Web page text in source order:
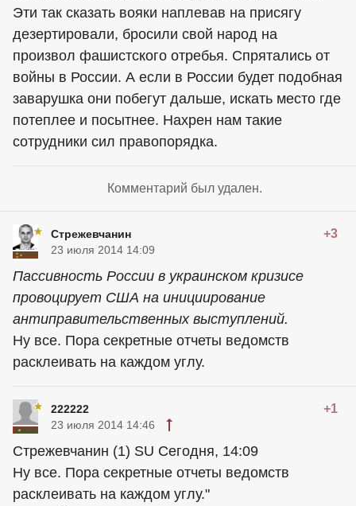
Эти так сказать вояки наплевав на присягу
дезертировали, бросили свой народ на
произвол фашистского отребья. Спрятались от
войны в России. А если в России будет подобная
заварушка они побегут дальше, искать место где
потеплее и посытнее. Нахрен нам такие
сотрудники сил правопорядка.
Комментарий был удален.
Стрежевчанин +3
23 июля 2014 14:09
Пассивность России в украинском кризисе
провоцирует США на инициирование
антиправительственных выступлений.
Ну все. Пора секретные отчеты ведомств
расклеивать на каждом углу.
222222 +1
23 июля 2014 14:46
Стрежевчанин (1) SU Сегодня, 14:09
Ну все. Пора секретные отчеты ведомств
расклеивать на каждом углу."